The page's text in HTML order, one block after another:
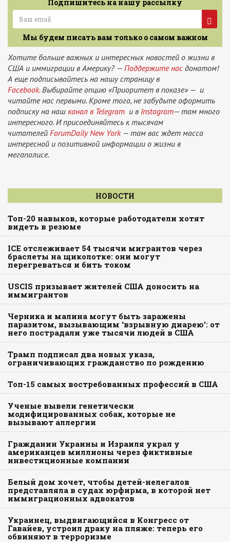
Подпишитесь на нашу рассылку
Мы будем писать вам только о самом важном
Хотите больше важных и интересных новостей о жизни в
США и иммиграции в Америку? — Поддержите нас донатом!
А еще подписывайтесь на нашу страницу в
Facebook.Выбирайте опцию «Приоритет в показе» — и
читайте нас первыми. Кроме того, не забудьте оформить
подписку на наш канал в Telegram и в Instagram— там много
интересного. И присоединяйтесь к тысячам
читателей ForumDaily New York— там вас ждет масса
интересной и позитивной информации о жизни в
мегаполисе.
НОВОСТИ
Топ-20 навыков, которые работодатели хотят
видеть в резюме
ICE отслеживает 54 тысячи мигрантов через
браслеты на щиколотке: они могут
перегреваться и бить током
USCIS призывает жителей США доносить на
иммигрантов
Черника и малина могут быть заражены
паразитом, вызывающим ‘взрывную диарею’: от
него пострадали уже тысячи людей в США
Трамп подписал два новых указа,
ограничивающих гражданство по рождению
Топ-15 самых востребованных профессий в США
Ученые вывели генетически
модифицированных собак, которые не
вызывают аллергии
Гражданин Украины и Израиля украл у
американцев миллионы через фиктивные
инвестиционные компании
Белый дом хочет, чтобы детей-нелегалов
представляла в судах юрфирма, в которой нет
иммиграционных адвокатов
Украинец, выдвигающийся в Конгресс от
Гавайев, устроил драку на пляже: теперь его
обвиняют в терроризме